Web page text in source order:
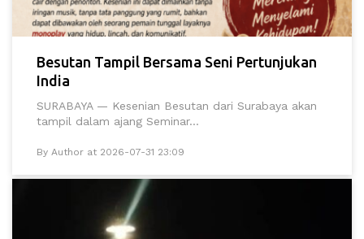
Besutan Tampil Bersama Seni Pertunjukan
India
SURABAYA — Kesenian Besutan dari Surabaya akan
tampil dalam ajang Seminar...
By Author at 2026-07-31 23:09